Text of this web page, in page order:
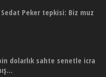
Peker tepkisi: Biz muz
dolarlık sahte senetle icra